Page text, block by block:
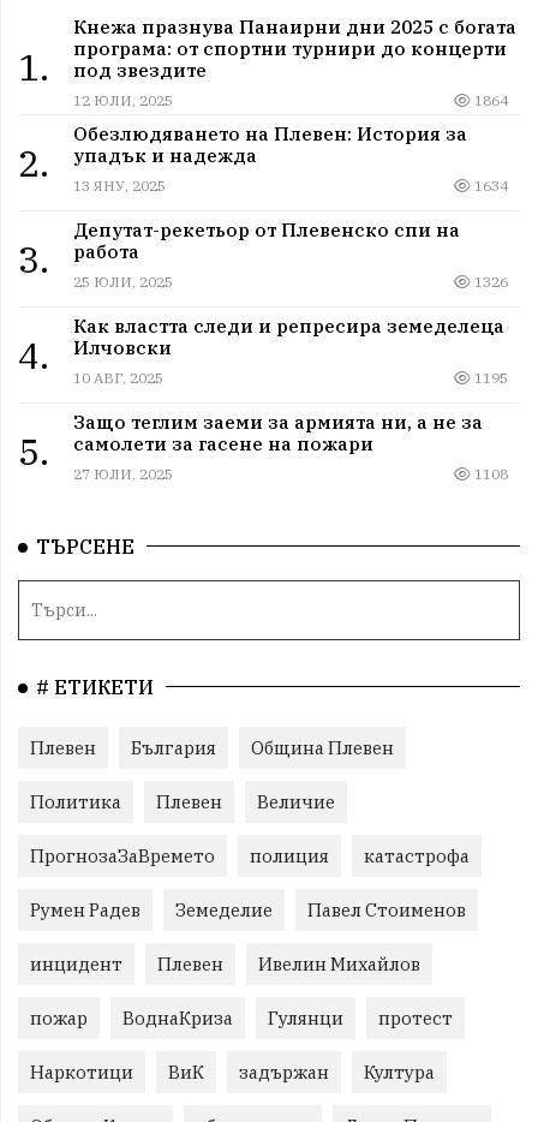
1.
Кнежа празнува Панаирни дни 2025 с богата
програма: от спортни турнири до концерти
под звездите
12 ЮЛИ, 2025 1864
2.
Обезлюдяването на Плевен: История за
упадък и надежда
13 ЯНУ, 2025 1634
3.
Депутат-рекетьор от Плевенско спи на
работа
25 ЮЛИ, 2025 1326
4.
Как властта следи и репресира земеделеца
Илчовски
10 АВГ, 2025 1195
5.
Защо теглим заеми за армията ни, а не за
самолети за гасене на пожари
27 ЮЛИ, 2025 1108
ТЪРСЕНЕ
# ЕТИКЕТИ
Плевен България Община Плевен
Политика Плевен Величие
ПрогнозаЗаВремето полиция катастрофа
Румен Радев Земеделие Павел Стоименов
инцидент Плевен Ивелин Михайлов
пожар ВоднаКриза Гулянци протест
Наркотици ВиК задържан Култура